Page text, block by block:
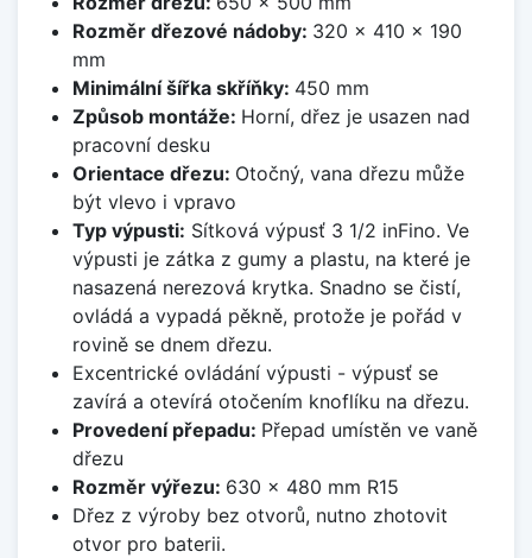
Rozměr dřezové nádoby: 320 x 410 x 190
mm
Minimální šířka skříňky: 450 mm
Způsob montáže: Horní, dřez je usazen nad
pracovní desku
Orientace dřezu: Otočný, vana dřezu může
být vlevo i vpravo
Typ výpusti: Sítková výpusť 3 1/2 inFino. Ve
výpusti je zátka z gumy a plastu, na které je
nasazená nerezová krytka. Snadno se čistí,
ovládá a vypadá pěkně, protože je pořád v
rovině se dnem dřezu.
Excentrické ovládání výpusti - výpusť se
zavírá a otevírá otočením knoflíku na dřezu.
Provedení přepadu: Přepad umístěn ve vaně
dřezu
Rozměr výřezu: 630 x 480 mm R15
Dřez z výroby bez otvorů, nutno zhotovit
otvor pro baterii.